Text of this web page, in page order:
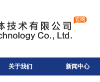
关于我们 新闻中心